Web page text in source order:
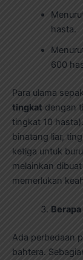
hasta.
600
Para ulama
tingkat dengan
tingkat 10
binatang liar,
ketiga untuk
melainkan
memerlukan
Ada perbedaan
bahtera.